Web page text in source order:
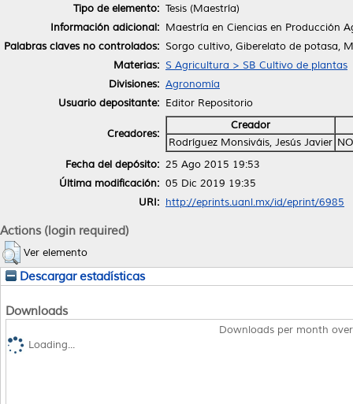
Tipo de elemento: Tesis (Maestría)
Información adicional: Maestría en Ciencias en Producción
Palabras claves no controlados: Sorgo cultivo, Giberelato de potasa,
Materias: S Agricultura > SB Cultivo de plantas
Divisiones: Agronomía
Usuario depositante: Editor Repositorio
Creadores:
Creador
Rodríguez Monsiváis, Jesús Javier
Fecha del depósito: 25 Ago 2015 19:53
Última modificación: 05 Dic 2019 19:35
URI: http://eprints.uanl.mx/id/eprint/6985
Actions (login required)
Ver elemento
Descargar estadísticas
Downloads
Downloads per month
Loading...